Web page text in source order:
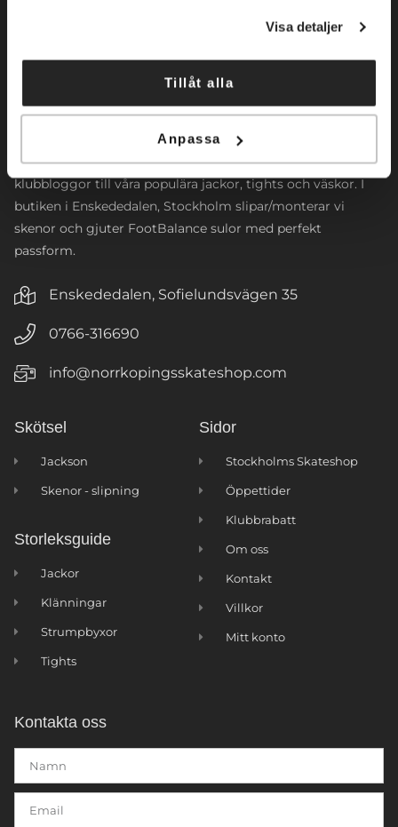
Visa detaljer
Tillåt alla
Anpassa
Norrköpings Skateshop startade sin verksamhet 2009. Vi
tillhandahåller konståkningsskridskor och skenor för alla
nivåer. Vi har även ett brett sortiment av
konståkningsklänningar samt tillbehör. Vi designar
klubbloggor till våra populära jackor, tights och väskor. I
butiken i Enskededalen, Stockholm slipar/monterar vi
skenor och gjuter FootBalance sulor med perfekt
passform.
Enskededalen, Sofielundsvägen 35
0766-316690
info@norrkopingsskateshop.com
Skötsel
Jackson
Skenor - slipning
Storleksguide
Jackor
Klänningar
Strumpbyxor
Tights
Sidor
Stockholms Skateshop
Öppettider
Klubbrabatt
Om oss
Kontakt
Villkor
Mitt konto
Kontakta oss